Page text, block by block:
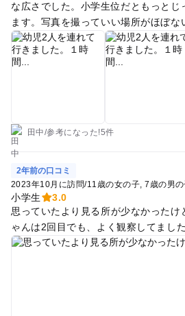
な広さでした。小学生位だともっとじ
ます。写真を撮っていい場所がほぼな
ないと思います。五感で楽しむ施設で
が描ける自転車と楽器がおいてありま
と売店があります。暗い部屋に入り手
ームの様な場所がありお風呂と書いて
最後に光で遊ぶ部屋に入り終わりです
たいと言っていたので幼児でもわくわ
田中/参考に なった!5件
2年前の口コミ
2023年10月に訪問/11歳の女の子 7歳の男の
小学生
3.0
思っていたより見る所が少なかったけ
ゃんは2回目でも、よく観察してました